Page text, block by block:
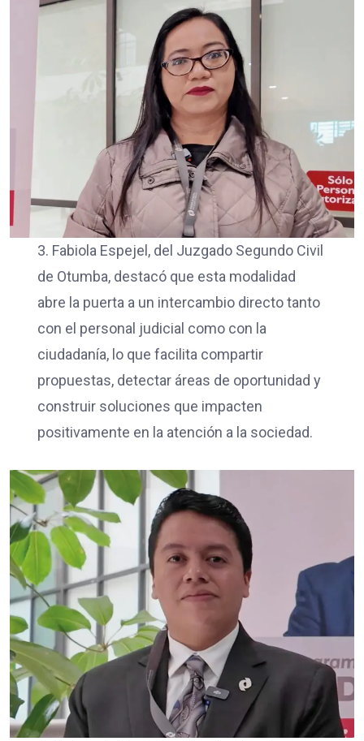
3. Fabiola Espejel, del Juzgado Segundo Civil
de Otumba, destacó que esta modalidad
abre la puerta a un intercambio directo tanto
con el personal judicial como con la
ciudadanía, lo que facilita compartir
propuestas, detectar áreas de oportunidad y
construir soluciones que impacten
positivamente en la atención a la sociedad.